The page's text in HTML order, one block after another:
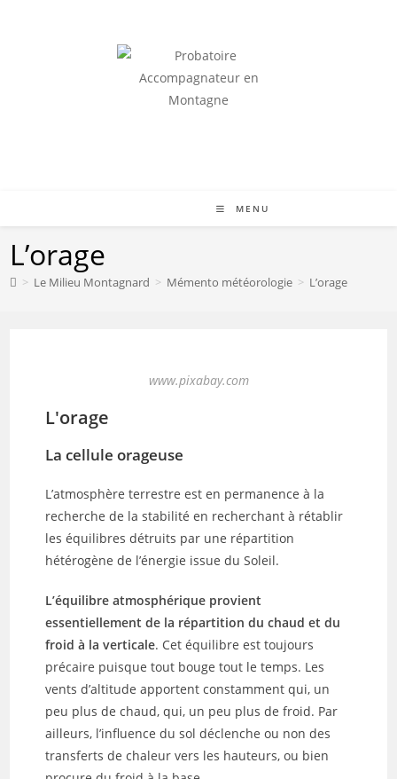
MENU
L’orage
> Le Milieu Montagnard > Mémento météorologie > L’orage
www.pixabay.com
L'orage
La cellule orageuse
L’atmosphère terrestre est en permanence à la
recherche de la stabilité en recherchant à rétablir
les équilibres détruits par une répartition
hétérogène de l’énergie issue du Soleil.
L’équilibre atmosphérique provient
essentiellement de la répartition du chaud et du
froid à la verticale. Cet équilibre est toujours
précaire puisque tout bouge tout le temps. Les
vents d’altitude apportent constamment qui, un
peu plus de chaud, qui, un peu plus de froid. Par
ailleurs, l’influence du sol déclenche ou non des
transferts de chaleur vers les hauteurs, ou bien